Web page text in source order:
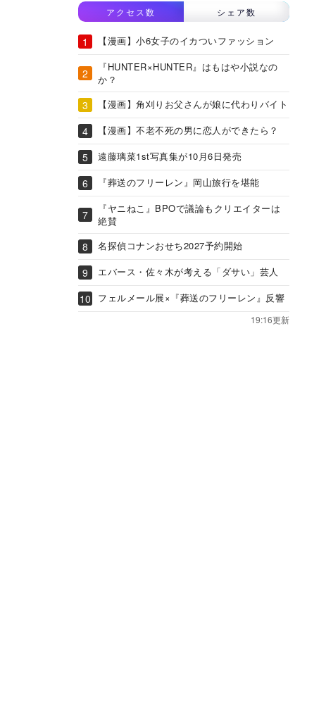
アクセス数 シェア数
【漫画】小6女子のイカついファッション
『HUNTER×HUNTER』はもはや小説なの
か？
【漫画】角刈りお父さんが娘に代わりバイト
【漫画】不老不死の男に恋人ができたら？
遠藤璃菜1st写真集が10月6日発売
『葬送のフリーレン』岡山旅行を堪能
『ヤニねこ』BPOで議論もクリエイターは
絶賛
名探偵コナンおせち2027予約開始
エバース・佐々木が考える「ダサい」芸人
フェルメール展×『葬送のフリーレン』反響
19:16更新